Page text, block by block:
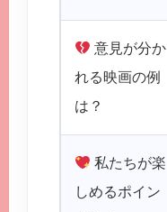
意見が分か
れる映画の例
は？
私たちが楽
しめるポイン